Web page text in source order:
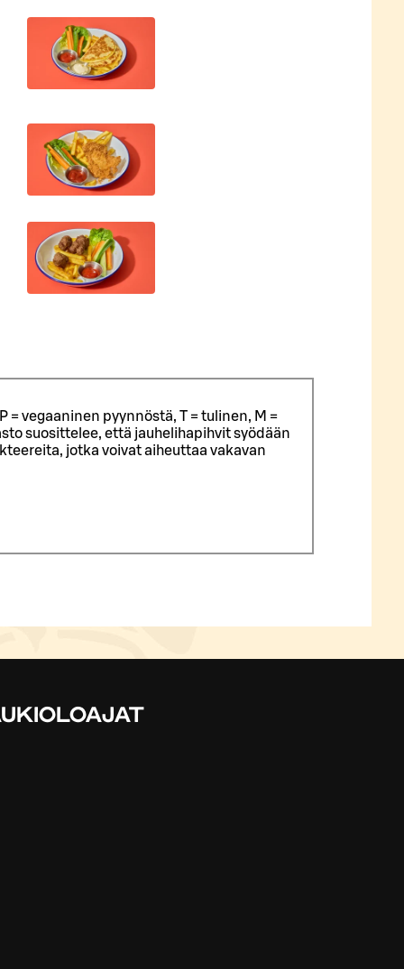
= vegaaninen pyynnöstä, T = tulinen, M =
suosittelee, että jauhelihapihvit syödään
jotka voivat aiheuttaa vakavan